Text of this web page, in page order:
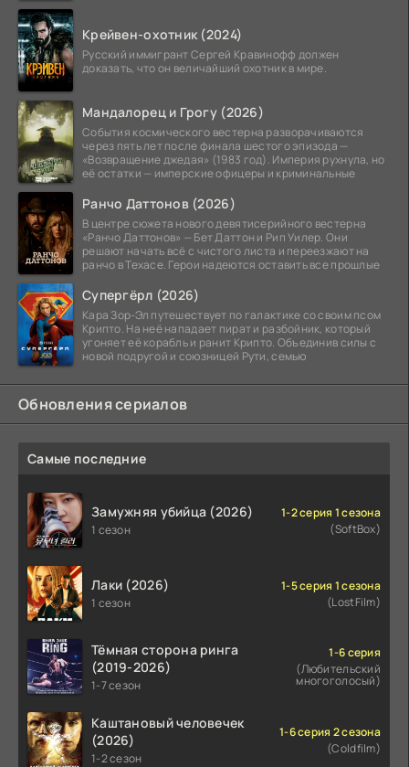
Крейвен-охотник (2024)
Русский иммигрант Сергей Кравинофф должен
доказать, что он величайший охотник в мире.
Мандалорец и Грогу (2026)
События космического вестерна разворачиваются
через пять лет после финала шестого эпизода —
«Возвращение джедая» (1983 год). Империя рухнула, но
её остатки — имперские офицеры и криминальные
Ранчо Даттонов (2026)
В центре сюжета нового девятисерийного вестерна
«Ранчо Даттонов» — Бет Даттон и Рип Уилер. Они
решают начать всё с чистого листа и переезжают на
ранчо в Техасе. Герои надеются оставить все прошлые
Супергёрл (2026)
Кара Зор-Эл путешествует по галактике со своим псом
Крипто. На неё нападает пират и разбойник, который
угоняет её корабль и ранит Крипто. Объединив силы с
новой подругой и союзницей Рути, семью
Обновления сериалов
Самые последние
Замужняя убийца (2026)
1 сезон
1-2 серия 1 сезона
(SoftBox)
Лаки (2026)
1 сезон
1-5 серия 1 сезона
(LostFilm)
Тёмная сторона ринга
(2019-2026)
1-7 сезон
1-6 серия
(Любительский
многоголосый)
Каштановый человечек
(2026)
1-2 сезон
1-6 серия 2 сезона
(Coldfilm)